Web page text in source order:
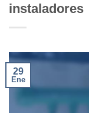
instaladores
29
Ene